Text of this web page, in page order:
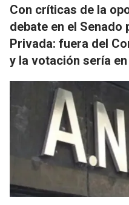
Con críticas de la
debate en el Senado
Privada: fuera del
y la votación sería